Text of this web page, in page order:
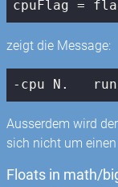
cpuFlag =
zeigt die Message:
-cpu N.
Ausserdem wird
sich nicht um
Floats in math/